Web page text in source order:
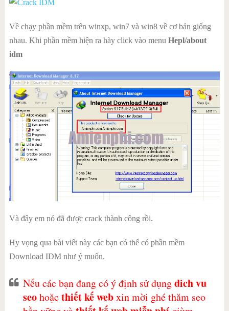
Về chạy phần mềm trên winxp, win7 và win8 về cơ bản giống
nhau. Khi phần mềm hiện ra hày click vào menu Hepl/about
idm
Và đây em nó đã được crack thành công rồi.
Hy vọng qua bài viết này các bạn có thể có phần mềm
Download IDM như ý muốn.
Nếu các bạn đang có ý định sử dụngdich vu
seohoặc thiết kế webxin mời ghé thăm seo